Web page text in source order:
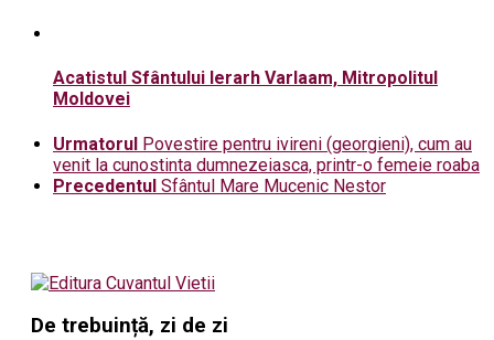
Acatistul Sfântului Ierarh Varlaam, Mitropolitul
Moldovei
Urmatorul Povestire pentru ivireni (georgieni), cum au
venit la cunostinta dumnezeiasca, printr-o femeie roaba
Precedentul Sfântul Mare Mucenic Nestor
De trebuință, zi de zi